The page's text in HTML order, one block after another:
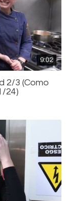
9:02
2/3 (Como
24)